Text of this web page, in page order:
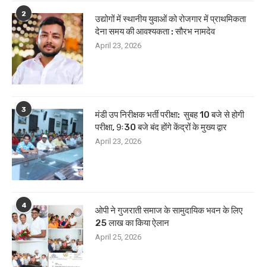
2
उद्योगों में स्थानीय युवाओं को रोजगार में प्राथमिकता
देना समय की आवश्यकता : सौरभ नामदेव
April 23, 2026
3
मंडी उप निरीक्षक भर्ती परीक्षा: सुबह 10 बजे से होगी
परीक्षा, 9ः30 बजे बंद होंगे केंद्रों के मुख्य द्वार
April 23, 2026
4
ओपी ने गुजराती समाज के सामुदायिक भवन के लिए
25 लाख का किया ऐलान
April 25, 2026